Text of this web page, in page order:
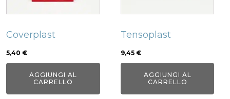
Coverplast
5,40 €
AGGIUNGI AL
CARRELLO
Tensoplast
9,45 €
AGGIUNGI AL
CARRELLO